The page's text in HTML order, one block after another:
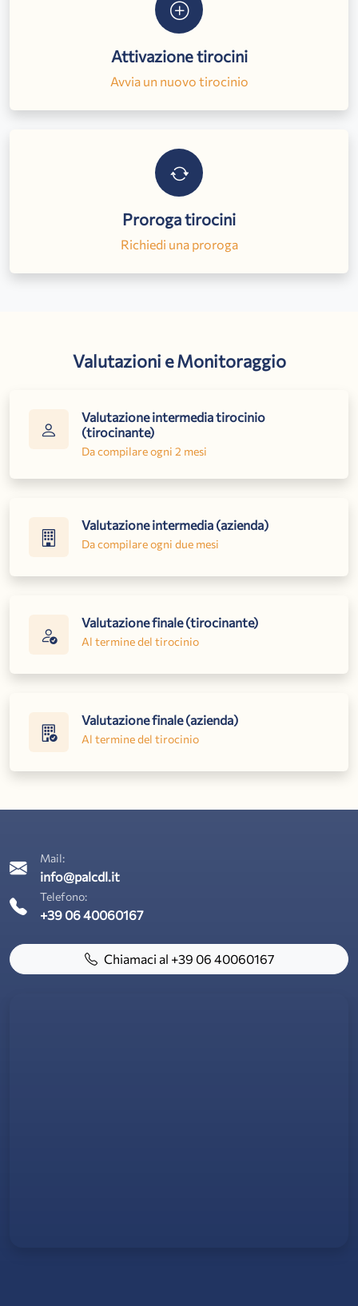
Attivazione tirocini
Avvia un nuovo tirocinio
Proroga tirocini
Richiedi una proroga
Valutazioni e Monitoraggio
Valutazione intermedia tirocinio
(tirocinante)
Da compilare ogni 2 mesi
Valutazione intermedia (azienda)
Da compilare ogni due mesi
Valutazione finale (tirocinante)
Al termine del tirocinio
Valutazione finale (azienda)
Al termine del tirocinio
Mail:
info@palcdl.it
Telefono:
+39 06 40060167
Chiamaci al +39 06 40060167